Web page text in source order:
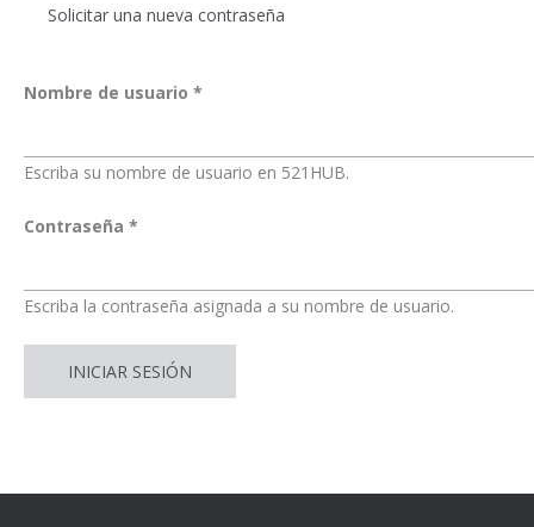
Solapas principales
Solicitar una nueva contraseña
Nombre de usuario *
Escriba su nombre de usuario en 521HUB.
Contraseña *
Escriba la contraseña asignada a su nombre de usuario.